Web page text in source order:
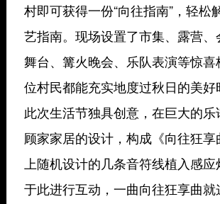
村即可获得一份“向往指南”，轻松
艺指南。现场设置了市集、露营
舞台、篝火晚会、乐队表演等惊
位村民都能充实地度过秋日的美好
此次生活节独具创意，在巨大的乐
顾家家居的设计，构成《向往狂
上随机设计的几条音符线植入感
于此进行互动，一曲向往狂享曲就